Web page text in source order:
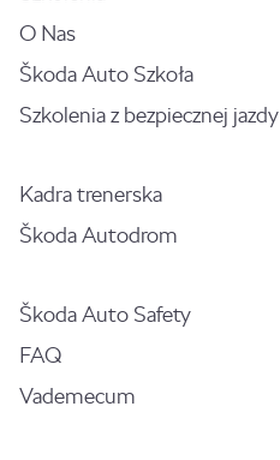
O Nas
Škoda Auto Szkoła
Szkolenia z bezpiecznej jazdy
Kadra trenerska
Škoda Autodrom
Škoda Auto Safety
FAQ
Vademecum